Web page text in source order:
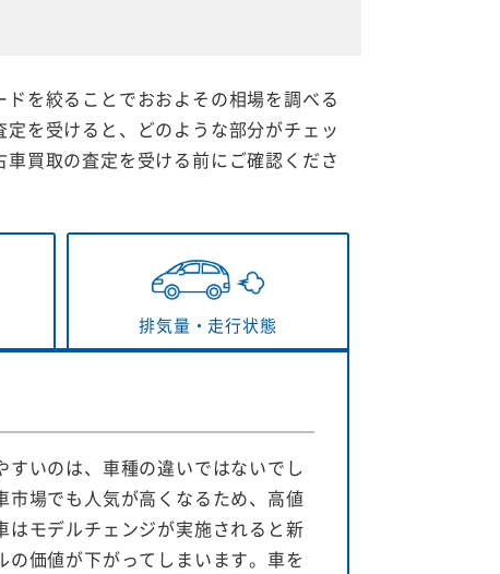
を絞ることでおおよその相場を調べる
を受けると、どのような部分がチェッ
買取の査定を受ける前にご確認くださ
排気量・ 走行状態
いのは、車種の違いではないでし
市場でも人気が高くなるため、高値
モデルチェンジが実施されると新
価値が下がってしまいます。車を